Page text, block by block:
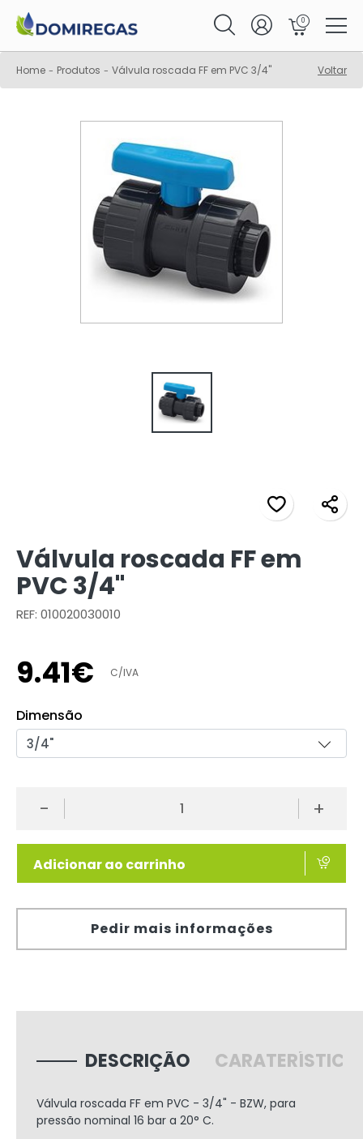
0
Home - Produtos - Válvula roscada FF em PVC 3/4" Voltar
Válvula roscada FF em
PVC 3/4"
REF: 010020030010
9.41€ C/IVA
Dimensão
- +
Adicionar ao carrinho
Pedir mais informações
DESCRIÇÃO
Válvula roscada FF em PVC - 3/4" - BZW, para
pressão nominal 16 bar a 20° C.